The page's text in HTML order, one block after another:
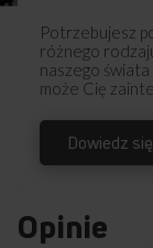
Potrzebujesz
różnego
naszego
może Cię
Dowiedz
Opinie